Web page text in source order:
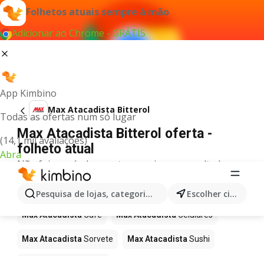
Folhetos atuais sempre à mão
Adicionar ao Chrome - GRÁTIS
App Kimbino
Todas as ofertas num só lugar
(14,1 mil avaliações)
Abra
Pesquisa de lojas, categorias,produtos... Escolher cidade
Max Atacadista Bitterol
Max Atacadista Bitterol oferta -
folheto atual
Não foi possível encontrar quaisquer resultados
para este termo.
Mais produtos em Max Atacadista
Max Atacadista Café Max Atacadista Celulares
Max Atacadista Sorvete Max Atacadista Sushi